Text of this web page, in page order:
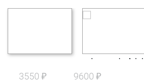
3550 ₽ 9600 ₽